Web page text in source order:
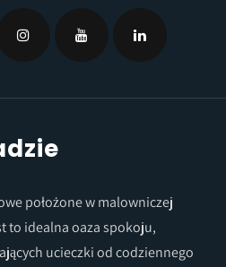
położone w malowniczej
to idealna oaza spokoju,
ucieczki od codziennego